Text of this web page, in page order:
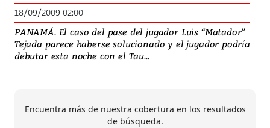
18/09/2009 02:00
PANAMÁ. El caso del pase del jugador Luis “Matador”
Tejada parece haberse solucionado y el jugador podría
debutar esta noche con el Tau...
Encuentra más de nuestra cobertura en los resultados
de búsqueda.